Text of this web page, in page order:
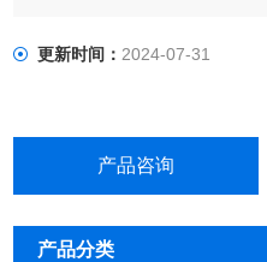
更新时间：2024-07-31
产品咨询
产品分类